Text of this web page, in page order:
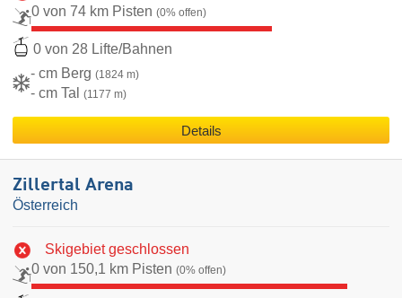
0 von 74 km Pisten (0% offen)
0 von 28 Lifte/Bahnen
- cm Berg (1824 m)
- cm Tal (1177 m)
Details
Zillertal Arena
Österreich
Skigebiet geschlossen
0 von 150,1 km Pisten (0% offen)